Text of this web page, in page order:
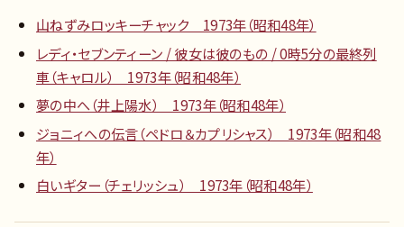
山ねずみロッキーチャック 1973年（昭和48年）
レディ・セブンティーン / 彼女は彼のもの / 0時5分の最終列
車（キャロル） 1973年（昭和48年）
夢の中へ（井上陽水） 1973年（昭和48年）
ジョニィへの伝言（ペドロ＆カプリシャス） 1973年（昭和48
年）
白いギター（チェリッシュ） 1973年（昭和48年）